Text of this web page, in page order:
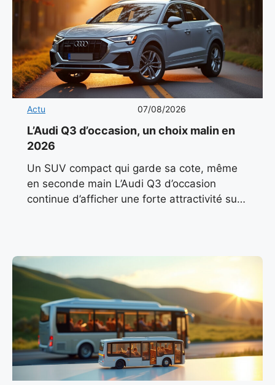
Actu 07/08/2026
L’Audi Q3 d’occasion, un choix malin en
2026
Un SUV compact qui garde sa cote, même
en seconde main L’Audi Q3 d’occasion
continue d’afficher une forte attractivité sur